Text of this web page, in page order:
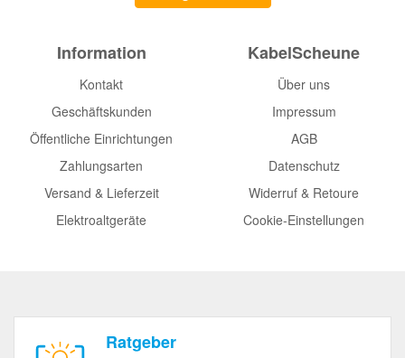
Information
Kontakt
Geschäftskunden
Öffentliche Einrichtungen
Zahlungsarten
Versand & Lieferzeit
Elektroaltgeräte
KabelScheune
Über uns
Impressum
AGB
Datenschutz
Widerruf & Retoure
Cookie-Einstellungen
Ratgeber